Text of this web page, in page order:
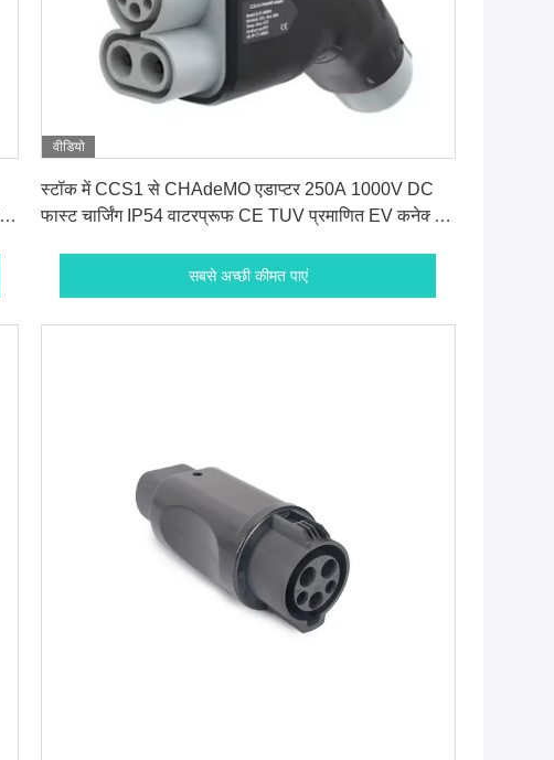
वीडियो
स्टॉक में CCS1 से CHAdeMO एडाप्टर 250A 1000V DC
फास्ट चार्जिंग IP54 वाटरप्रूफ CE TUV प्रमाणित EV कनेक्टर
सबसे अच्छी कीमत पाएं